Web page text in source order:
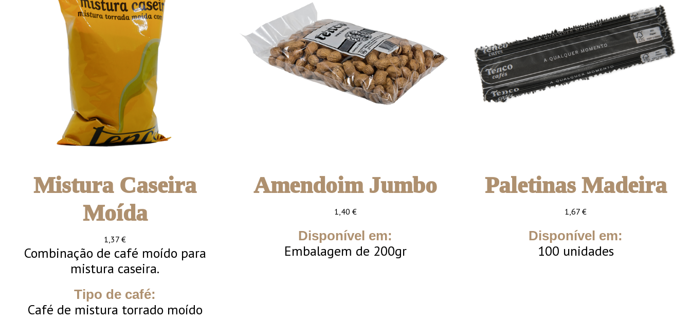
Mistura Caseira
Moída
1,37€
Combinação de café moído para
mistura caseira.
Tipo de café:
Café de mistura torrado moído
Amendoim Jumbo
1,40 €
Disponível em:
Embalagem de 200gr
Paletinas Madeira
1,67€
Disponível em:
100 unidades